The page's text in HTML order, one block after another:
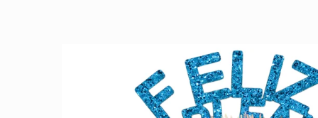
PSE en el siguiente link.
Pagar por PSE